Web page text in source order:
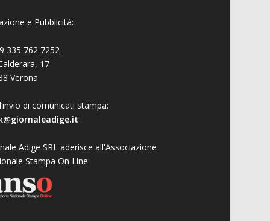
e Pubblicità:
335 762 7252
17
Verona
di comunicati stampa:
Adige SRL aderisce all'Associazione
Stampa On Line